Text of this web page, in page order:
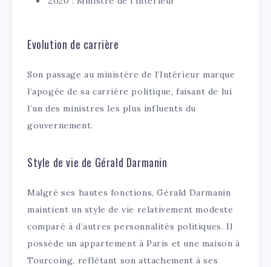
Evolution de carrière
Son passage au ministère de l’Intérieur marque
l’apogée de sa carrière politique, faisant de lui
l’un des ministres les plus influents du
gouvernement.
Style de vie de Gérald Darmanin
Malgré ses hautes fonctions, Gérald Darmanin
maintient un style de vie relativement modeste
comparé à d’autres personnalités politiques. Il
possède un appartement à Paris et une maison à
Tourcoing, reflétant son attachement à ses